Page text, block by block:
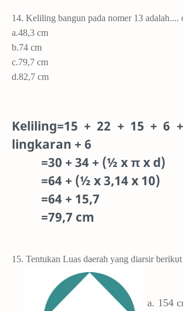
14. Keliling bangun pada nomer 13 adalah....
a.48,3 cm
b.74 cm
c.79,7 cm
d.82,7 cm
Keliling=15 + 22 + 15 + 6
lingkaran + 6
=30 + 34 + (½ x π x d)
=64 + (½ x 3,14 x 10)
=64 + 15,7
=79,7 cm
15. Tentukan Luas daerah yang diarsir
a. 154